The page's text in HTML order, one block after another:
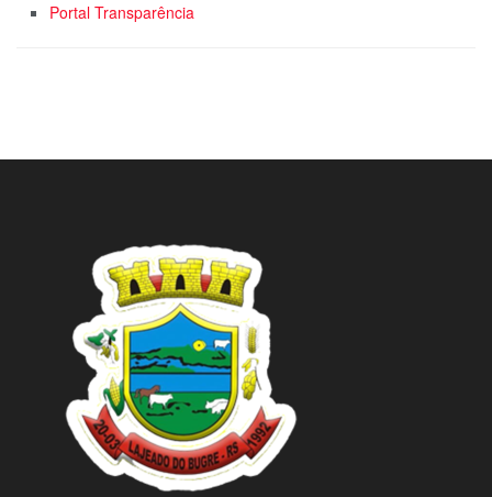
Portal Transparência